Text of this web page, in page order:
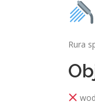
Rura